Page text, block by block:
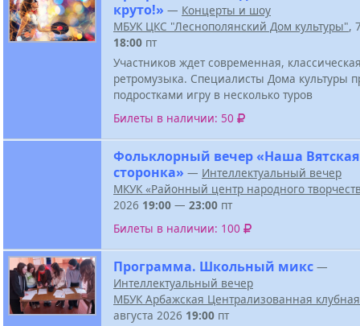
круто!» — Концерты и шоу
МБУК ЦКС "Леснополянский Дом культуры",
18:00 пт
Участников ждет современная,
ретромузыка. Специалисты Дома культуры
подростками игру в несколько туров
Билеты в наличии: 50
Фольклорный вечер «Наша Вятская
сторонка» — Интеллектуальный вечер
МКУК «Районный центр народного
2026 19:00 — 23:00 пт
Билеты в наличии: 100
Программа. Школьный микс —
Интеллектуальный вечер
МБУК Арбажская Централизованная
августа 2026 19:00 пт